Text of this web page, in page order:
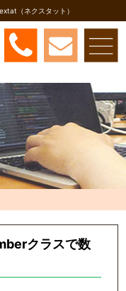
（ネクスタット）
クラスで数